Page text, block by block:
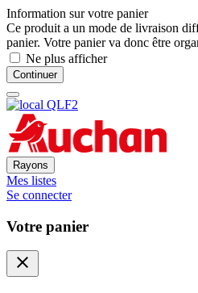
Information sur votre panier
Ce produit a un mode de livraison
panier. Votre panier va donc être
Ne plus afficher
Continuer
Rayons
Mes listes
Se connecter
Votre panier
close